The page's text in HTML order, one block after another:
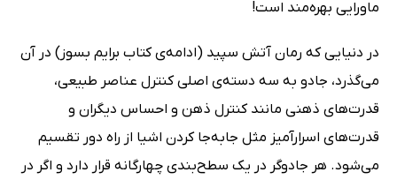
ماورایی بهره‌مند است!
در دنیایی که رمان آتش سپید (ادامه‌ی کتاب برایم بسوز) در آن
می‌گذرد، جادو به سه دسته‌ی اصلی کنترل عناصر طبیعی،
قدرت‌های ذهنی مانند کنترل ذهن و احساس دیگران و
قدرت‌های اسرارآمیز مثل جابه‌جا کردن اشیا از راه دور تقسیم
می‌شود. هر جادوگر در یک سطح‌بندی چهارگانه قرار دارد و اگر در